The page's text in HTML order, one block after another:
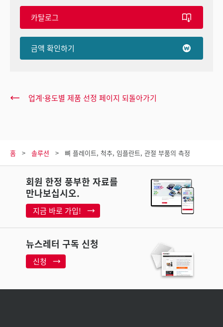
카탈로그
금액 확인하기
업계·용도별 제품 선정 페이지 되돌아가기
홈 솔루션 뼈 플레이트, 척추, 임플란트, 관절 부품의 측정
회원 한정 풍부한 자료를
만나보십시오.
지금 바로 가입!
뉴스레터 구독 신청
신청